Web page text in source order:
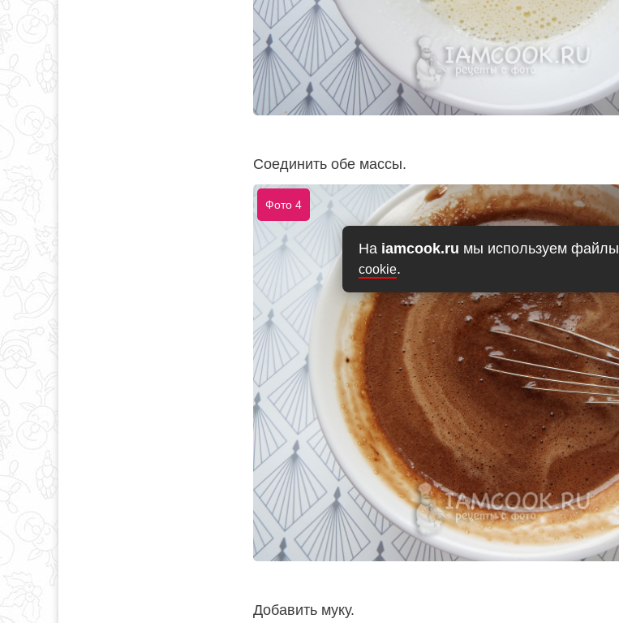
На iamcook.ru мы используем файлы
cookie.
Соединить обе массы.
Фото 4
Добавить муку.